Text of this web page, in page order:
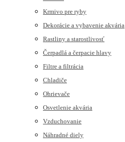
Krmivo pre ryby
Dekorácie a vybavenie akvária
Rastliny a starostlivosť
Čerpadlá a čerpacie hlavy
Filtre a filtrácia
Chladiče
Ohrievače
Osvetlenie akvária
Vzduchovanie
Náhradné diely